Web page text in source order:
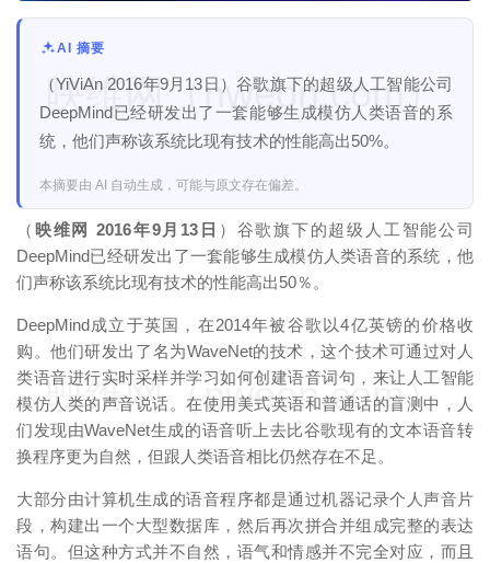
AI 摘要
（YiViAn 2016年9月13日）谷歌旗下的超级人工智能公司
DeepMind已经研发出了一套能够生成模仿人类语音的系
统，他们声称该系统比现有技术的性能高出50%。
本摘要由 AI 自动生成，可能与原文存在偏差。
（ 映维网 2016年9月13日 ）谷歌旗下的超级人工智能公司
DeepMind已经研发出了一套能够生成模仿人类语音的系统，他
们声称该系统比现有技术的性能高出50％。
DeepMind成立于英国，在2014年被谷歌以4亿英镑的价格收
购。他们研发出了名为WaveNet的技术，这个技术可通过对人
类语音进行实时采样并学习如何创建语音词句，来让人工智能
模仿人类的声音说话。在使用美式英语和普通话的盲测中，人
们发现由WaveNet生成的语音听上去比谷歌现有的文本语音转
换程序更为自然，但跟人类语音相比仍然存在不足。
大部分由计算机生成的语音程序都是通过机器记录个人声音片
段，构建出一个大型数据库，然后再次拼合并组成完整的表达
语句。但这种方式并不自然，语气和情感并不完全对应，而且
映维网（nweon.com）
映维网（nweon.com）